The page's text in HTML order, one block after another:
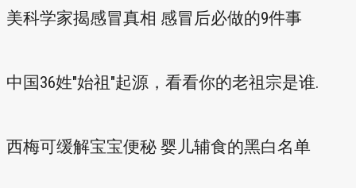
美科学家揭感冒真相 感冒后必做的9件事
中国36姓"始祖"起源，看看你的老祖宗是谁.
西梅可缓解宝宝便秘 婴儿辅食的黑白名单